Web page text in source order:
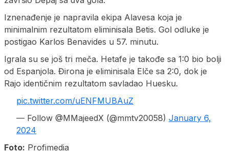
Iznenađenje je napravila ekipa Alavesa koja je
minimalnim rezultatom eliminisala Betis. Gol odluke je
postigao Karlos Benavides u 57. minutu.
Igrala su se još tri meča. Hetafe je takođe sa 1:0 bio bolji
od Espanjola. Đirona je eliminisala Elče sa 2:0, dok je
Rajo identičnim rezultatom savladao Huesku.
pic.twitter.com/uENFMUBAuZ
— Follow @MMajeedX (@mmtv20058) January 6,
2024
Foto: Profimedia